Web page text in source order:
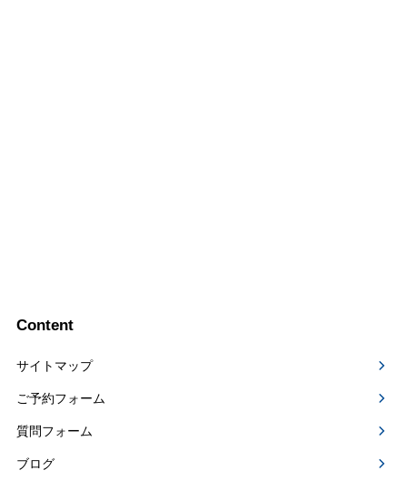
Content
サイトマップ
ご予約フォーム
質問フォーム
ブログ